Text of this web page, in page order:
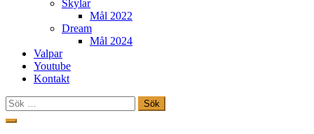
Skylar
Mål 2022
Dream
Mål 2024
Valpar
Youtube
Kontakt
Sök
efter:
Hoppa